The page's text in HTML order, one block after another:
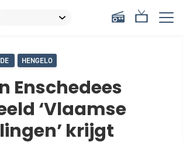
HENGELO
Enschedees
‘Vlaamse
krijgt